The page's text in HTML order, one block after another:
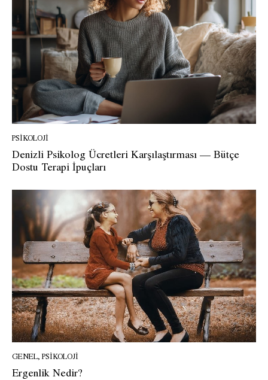
PSIKOLOJI
Denizli Psikolog Ücretleri Karşılaştırması — Bütçe
Dostu Terapi İpuçları
GENEL, PSIKOLOJI
Ergenlik Nedir?